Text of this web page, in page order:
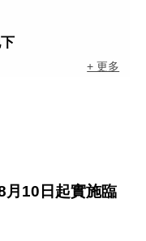
+ 更多
10日起實施臨